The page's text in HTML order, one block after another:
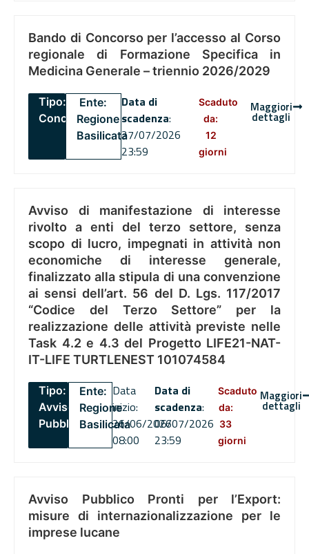
Bando di Concorso per l’accesso al Corso
regionale di Formazione Specifica in
Medicina Generale – triennio 2026/2029
Tipo:
Concorsi
Ente:
Regione
Basilicata
Data di
scadenza:
27/07/2026
23:59
Scaduto
da:
12
giorni
Maggiori
dettagli
Avviso di manifestazione di interesse
rivolto a enti del terzo settore, senza
scopo di lucro, impegnati in attività non
economiche di interesse generale,
finalizzato alla stipula di una convenzione
ai sensi dell’art. 56 del D. Lgs. 117/2017
“Codice del Terzo Settore” per la
realizzazione delle attività previste nelle
Task 4.2 e 4.3 del Progetto LIFE21-NAT-
IT-LIFE TURTLENEST 101074584
Tipo:
Avviso
Pubblico
Ente:
Regione
Basilicata
Data
inizio:
26/06/2026
08:00
Data di
scadenza:
06/07/2026
23:59
Scaduto
da:
33
giorni
Maggiori
dettagli
Avviso Pubblico Pronti per l’Export:
misure di internazionalizzazione per le
imprese lucane